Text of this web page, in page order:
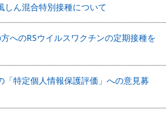
しん混合特別接種について
へのRSウイルスワクチンの定期接種を
「特定個人情報保護評価」への意見募